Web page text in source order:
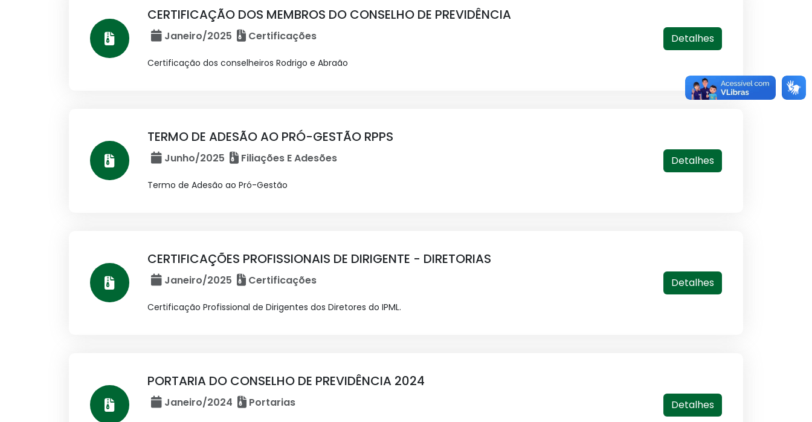
CERTIFICAÇÃO DOS MEMBROS DO CONSELHO DE PREVIDÊNCIA
Janeiro/2025 Certificações
Certificação dos conselheiros Rodrigo e Abraão
Detalhes
TERMO DE ADESÃO AO PRÓ-GESTÃO RPPS
Junho/2025 Filiações E Adesões
Termo de Adesão ao Pró-Gestão
Detalhes
CERTIFICAÇÕES PROFISSIONAIS DE DIRIGENTE - DIRETORIAS
Janeiro/2025 Certificações
Certificação Profissional de Dirigentes dos Diretores do IPML.
Detalhes
PORTARIA DO CONSELHO DE PREVIDÊNCIA 2024
Janeiro/2024 Portarias Detalhes